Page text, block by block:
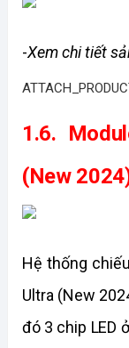
-Xem chi tiết
1.6.
(New
Hệ thống
Ultra (New
đó 3 chip LED